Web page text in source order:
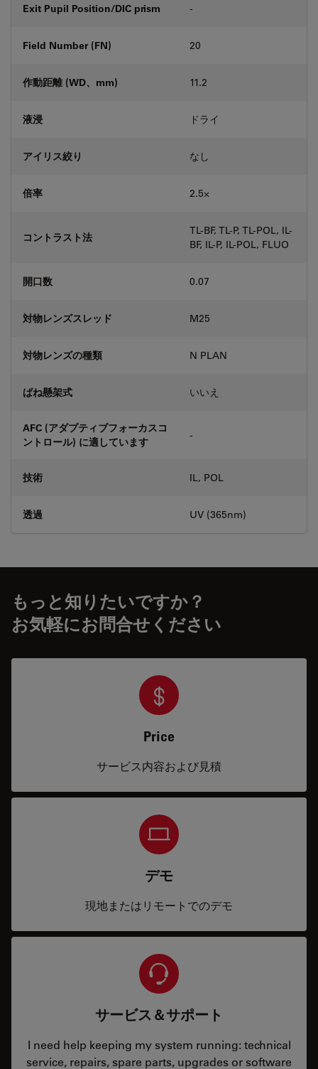
Exit Pupil Position/DIC prism -
Field Number (FN) 20
作動距離 (WD、mm) 11.2
液浸 ドライ
アイリス絞り なし
倍率 2.5⨉
コントラスト法
TL-BF, TL-P, TL-POL, IL-
BF, IL-P, IL-POL, FLUO
開口数 0.07
対物レンズスレッド M25
対物レンズの種類 N PLAN
ばね懸架式 いいえ
AFC (アダプティブフォーカスコ
ントロール) に適しています
-
技術 IL, POL
透過 UV (365nm)
もっと知りたいですか？
お気軽にお問合せください
Price
サービス内容および見積
デモ
現地またはリモートでのデモ
サービス＆サポート
I need help keeping my system running: technical
service, repairs, spare parts, upgrades or software